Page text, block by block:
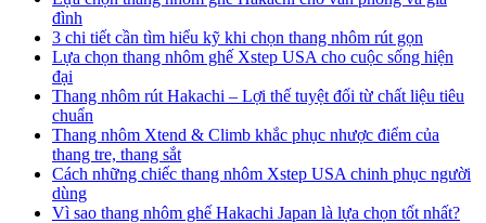
đình
3 chi tiết cần tìm hiểu kỹ khi chọn thang nhôm rút gọn
Lựa chọn thang nhôm ghế Xstep USA cho cuộc sống hiện
đại
Thang nhôm rút Hakachi – Lợi thế tuyệt đối từ chất liệu tiêu
chuẩn
Thang nhôm Xtend & Climb khắc phục nhược điểm của
thang tre, thang sắt
Cách những chiếc thang nhôm Xstep USA chinh phục người
dùng
Vì sao thang nhôm ghế Hakachi Japan là lựa chọn tốt nhất?